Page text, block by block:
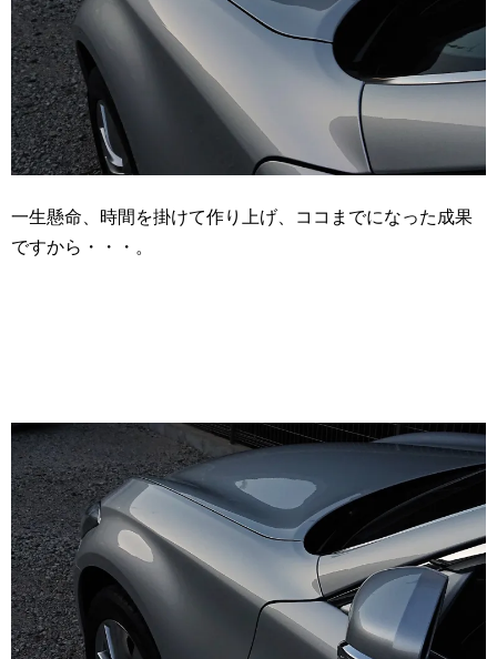
一生懸命、時間を掛けて作り上げ、ココまでになった成果
ですから・・・。